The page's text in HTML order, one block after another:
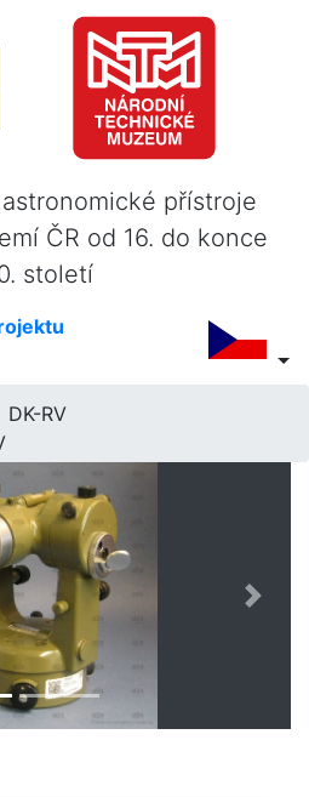
přístroje
ČR od 16. do konce
století
DK-RV
Další